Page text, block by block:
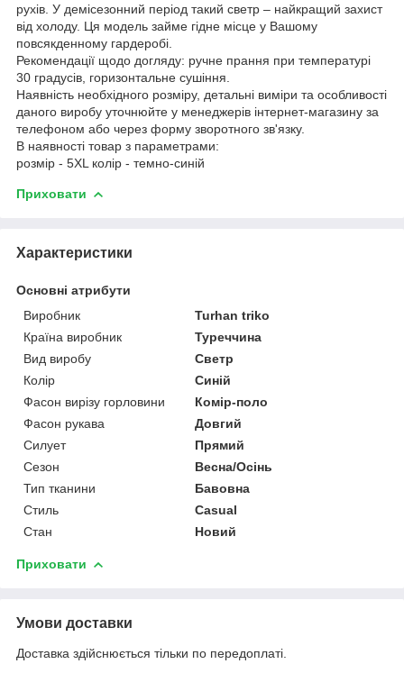
рухів. У демісезонний період такий светр – найкращий захист
від холоду. Ця модель займе гідне місце у Вашому
повсякденному гардеробі.
Рекомендації щодо догляду: ручне прання при температурі
30 градусів, горизонтальне сушіння.
Наявність необхідного розміру, детальні виміри та особливості
даного виробу уточнюйте у менеджерів інтернет-магазину за
телефоном або через форму зворотного зв'язку.
В наявності товар з параметрами:
розмір - 5XL колір - темно-синій
Приховати
Характеристики
Основні атрибути
Виробник
Turhan triko
Країна виробник
Туреччина
Вид виробу
Светр
Колір
Синій
Фасон вирізу горловини
Комір-поло
Фасон рукава
Довгий
Силует
Прямий
Сезон
Весна/Осінь
Тип тканини
Бавовна
Стиль
Casual
Стан
Новий
Приховати
Умови доставки
Доставка здійснюється тільки по передоплаті.